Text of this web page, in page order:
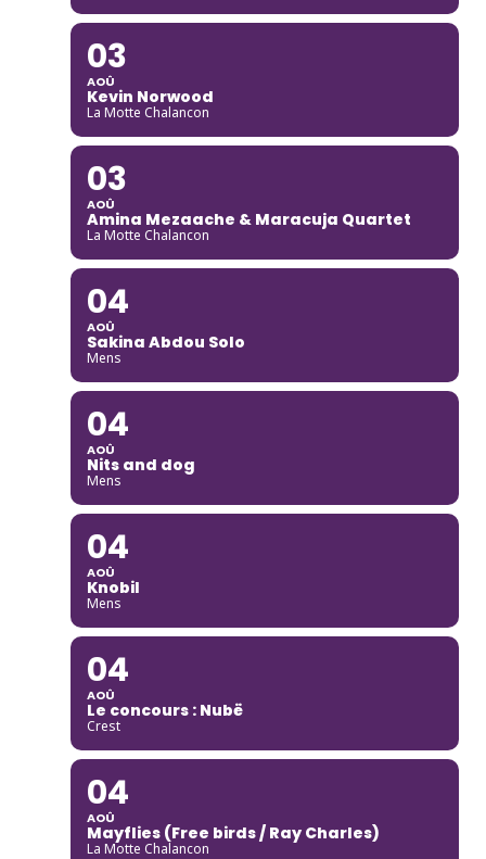
03
AOÛ
Kevin Norwood
La Motte Chalancon
03
AOÛ
Amina Mezaache & Maracuja Quartet
La Motte Chalancon
04
AOÛ
Sakina Abdou Solo
Mens
04
AOÛ
Nits and dog
Mens
04
AOÛ
Knobil
Mens
04
AOÛ
Le concours : Nubë
Crest
04
AOÛ
Mayflies (Free birds / Ray Charles)
La Motte Chalancon